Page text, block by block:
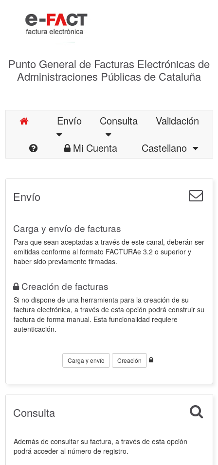
Punto General de Facturas Electrónicas de
Administraciones Públicas de Cataluña
Envío Consulta
Validación
Mi Cuenta
Castellano
Envío
Carga y envío de facturas
Para que sean aceptadas a través de este canal, deberán ser
emitidas conforme al formato FACTURAe 3.2 o superior y
haber sido previamente firmadas.
Creación de facturas
Si no dispone de una herramienta para la creación de su
factura electrónica, a través de esta opción podrá construir su
factura de forma manual. Esta funcionalidad requiere
autenticación.
Carga y envío Creación
Consulta
Además de consultar su factura, a través de esta opción
podrá acceder al número de registro.